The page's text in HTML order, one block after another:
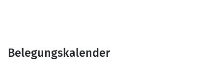
Belegungskalender